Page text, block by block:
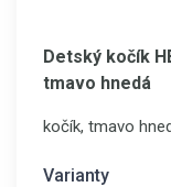
Detský kočík
tmavo hnedá
kočík, tmavo
Varianty